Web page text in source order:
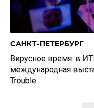
САНКТ-ПЕТЕРБУРГ
Вирусное время: в
международная
Trouble